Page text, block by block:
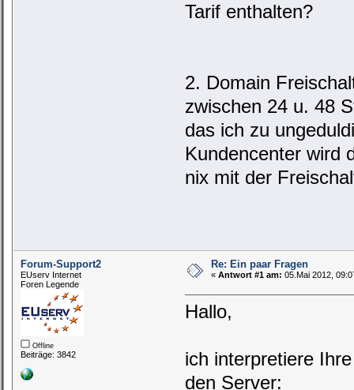
Tarif enthalten?
2. Domain
zwischen 24 u. 48
das ich zu
Kundencenter wird
nix mit der
Forum-Support2
EUserv Internet
Foren Legende
Offline
Beiträge: 3842
Re: Ein paar Fragen
« Antwort #1 am: 05.Mai 2012,
Hallo,
ich interpretiere
den Server: